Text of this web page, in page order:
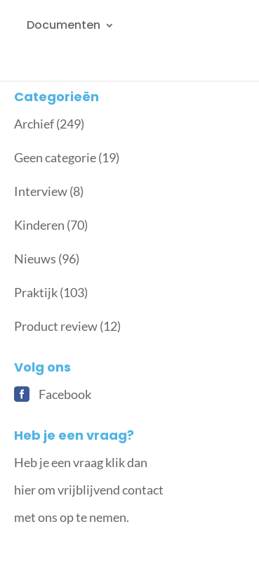
Documenten
Categorieën
Archief(249)
Geen categorie(19)
Interview(8)
Kinderen (70)
Nieuws (96)
Praktijk(103)
Product review(12)
Volg ons
Facebook
Heb je een vraag?
Heb je een vraag klik dan
hier om vrijblijvend contact
met ons op te nemen.